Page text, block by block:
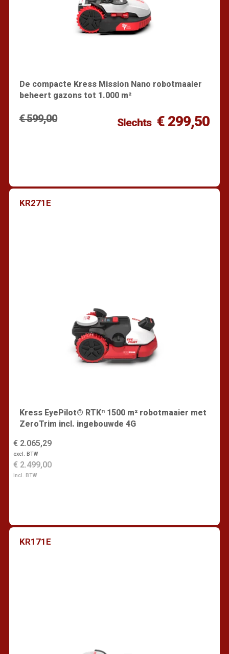
De compacte Kress Mission Nano robotmaaier
beheert gazons tot 1.000 m²
€ 599,00 Slechts € 299,50
KR271E
Kress EyePilot® RTKⁿ 1500 m² robotmaaier met
ZeroTrim incl. ingebouwde 4G
€ 2.065,29
excl. BTW
€ 2.499,00
incl. BTW
KR171E